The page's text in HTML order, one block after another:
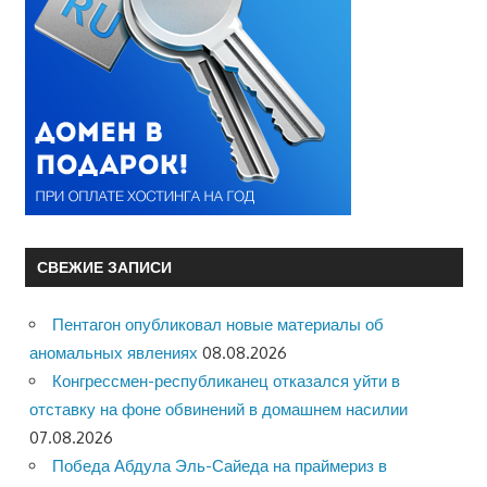
СВЕЖИЕ ЗАПИСИ
Пентагон опубликовал новые материалы об
аномальных явлениях 08.08.2026
Конгрессмен-республиканец отказался уйти в
отставку на фоне обвинений в домашнем насилии
07.08.2026
Победа Абдула Эль-Сайеда на праймериз в